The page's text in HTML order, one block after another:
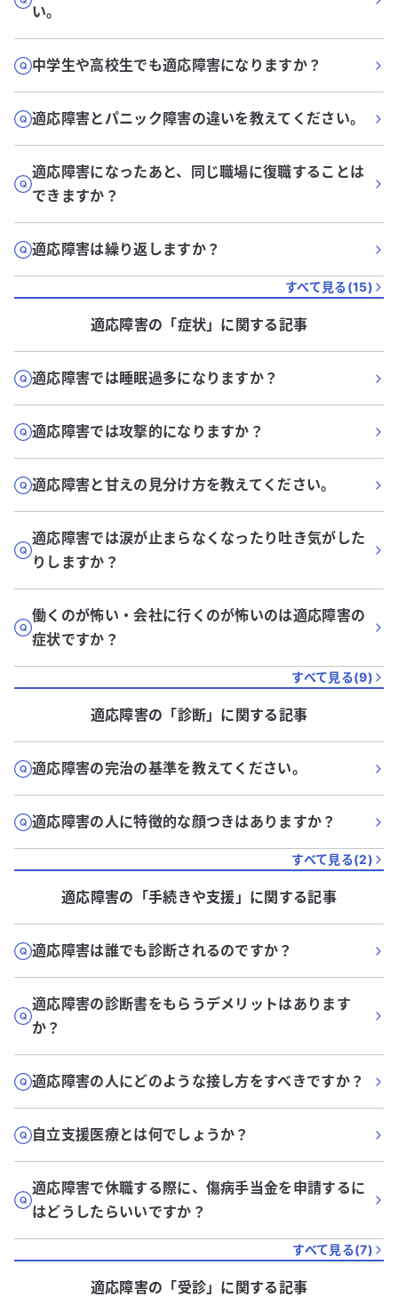
い。
中学生や高校生でも適応障害になりますか？
適応障害とパニック障害の違いを教えてください。
適応障害になったあと、同じ職場に復職することは
できますか？
適応障害は繰り返しますか？
すべて見る(15)
適応障害の「症状」に関する記事
適応障害では睡眠過多になりますか？
適応障害では攻撃的になりますか？
適応障害と甘えの見分け方を教えてください。
適応障害では涙が止まらなくなったり吐き気がした
りしますか？
働くのが怖い・会社に行くのが怖いのは適応障害の
症状ですか？
すべて見る(9)
適応障害の「診断」に関する記事
適応障害の完治の基準を教えてください。
適応障害の人に特徴的な顔つきはありますか？
すべて見る(2)
適応障害の「手続きや支援 」に関する記事
適応障害は誰でも診断されるのですか？
適応障害の診断書をもらうデメリットはあります
か？
適応障害の人にどのような接し方をすべきですか？
自立支援医療とは何でしょうか？
適応障害で休職する際に、傷病手当金を申請するに
はどうしたらいいですか？
すべて見る(7)
適応障害の「受診」に関する記事